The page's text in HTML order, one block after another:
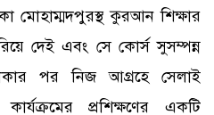
মোহাম্মদপুরস্থ কুরআন শিক্ষার
দেই এবং সে কোর্স সুসম্পন্ন
পর নিজ আগ্রহে সেলাই
প্রশিক্ষণের একটি